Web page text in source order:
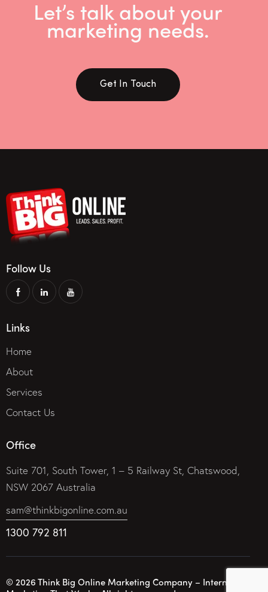
Let’s talk about your
marketing needs.
Get In Touch
Follow Us
Links
Home
About
Services
Contact Us
Office
Suite 701, South Tower, 1 – 5 Railway St, Chatswood,
NSW 2067 Australia
sam@thinkbigonline.com.au
1300 792 811
© 2026 Think Big Online Marketing Company – Internet